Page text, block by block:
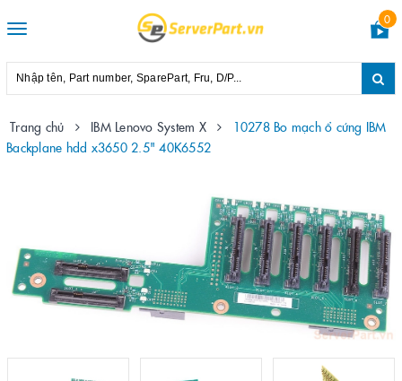
Toggle
0
Trang chủ IBM Lenovo System X
10278 Bo mạch ổ cứng IBM
Backplane hdd x3650 2.5" 40K6552